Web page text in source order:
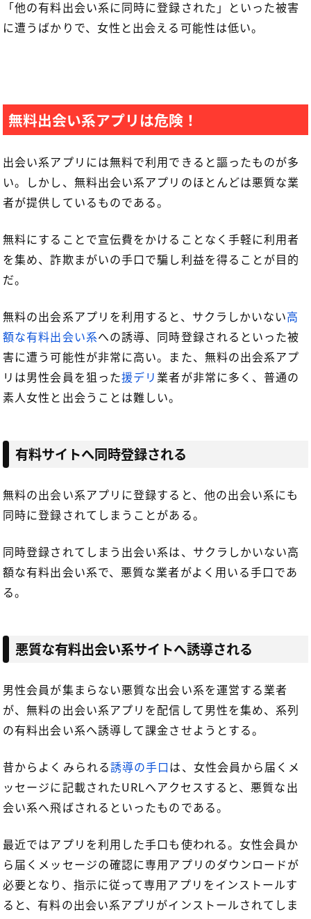
「他の有料出会い系に同時に登録された」といった被害
に遭うばかりで、女性と出会える可能性は低い。
無料出会い系アプリは危険！
出会い系アプリには無料で利用できると謳ったものが多
い。しかし、無料出会い系アプリのほとんどは悪質な業
者が提供しているものである。
無料にすることで宣伝費をかけることなく手軽に利用者
を集め、詐欺まがいの手口で騙し利益を得ることが目的
だ。
無料の出会系アプリを利用すると、サクラしかいない高
額な有料出会い系への誘導、同時登録されるといった被
害に遭う可能性が非常に高い。また、無料の出会系アプ
リは男性会員を狙った援デリ 業者が非常に多く、普通の
素人女性と出会うことは難しい。
有料サイトへ同時登録される
無料の出会い系アプリに登録すると、他の出会い系にも
同時に登録されてしまうことがある。
同時登録されてしまう出会い系は、サクラしかいない高
額な有料出会い系で、悪質な業者がよく用いる手口であ
る。
悪質な有料出会い系サイトへ誘導される
男性会員が集まらない悪質な出会い系を運営する業者
が、無料の出会い系アプリを配信して男性を集め、系列
の有料出会い系へ誘導して課金させようとする。
昔からよくみられる誘導の手口は、女性会員から届くメ
ッセージに記載されたURLへアクセスすると、悪質な出
会い系へ飛ばされるといったものである。
最近ではアプリを利用した手口も使われる。女性会員か
ら届くメッセージの確認に専用アプリのダウンロードが
必要となり、指示に従って専用アプリをインストールす
ると、有料の出会い系アプリがインストールされてしま